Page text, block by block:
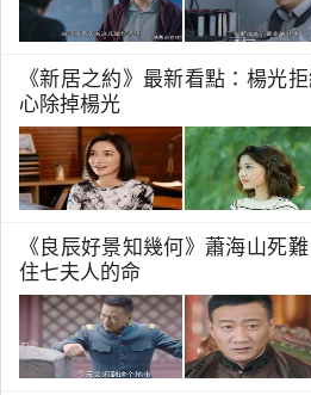
《新居之約》最新看點：楊光
心除掉楊光
《良辰好景知幾何》蕭海山死
住七夫人的命